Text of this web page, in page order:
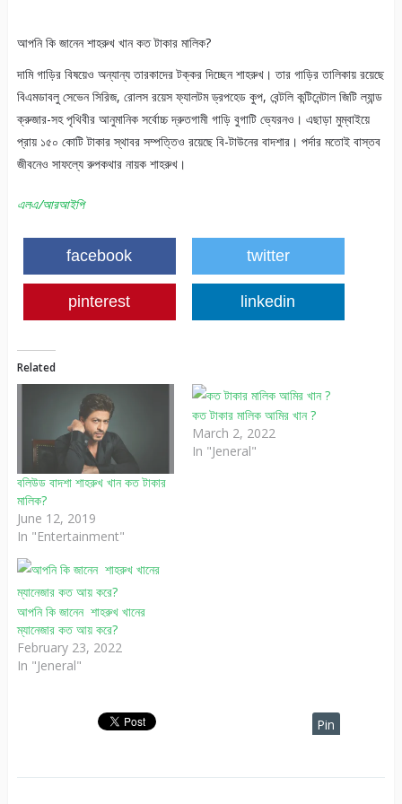
আপনি কি জানেন শাহরুখ খান কত টাকার মালিক?
দামি গাড়ির বিষয়েও অন্যান্য তারকাদের টক্কর দিচ্ছেন শাহরুখ। তার গাড়ির তালিকায় রয়েছে
বিএমডাবলু সেভেন সিরিজ, রোলস রয়েস ফ্যালটম ড্রপহেড কুপ, বেন্টলি কন্টিনেন্টাল জিটি ল্যান্ড
ক্রুজার-সহ পৃথিবীর আনুমানিক সর্বোচ্চ দ্রুতগামী গাড়ি বুগাটি ভ্যেরনও। এছাড়া মুম্বাইয়ে
প্রায় ১৫০ কোটি টাকার স্থাবর সম্পত্তিও রয়েছে বি-টাউনের বাদশার। পর্দার মতোই বাস্তব
জীবনেও সাফল্যে রুপকথার নায়ক শাহরুখ।
এলএ/আরআইপি
facebook twitter
pinterest linkedin
Related
বলিউড বাদশা শাহরুখ খান কত টাকার
মালিক?
June 12, 2019
In "Entertainment"
কত টাকার মালিক আমির খান ?
March 2, 2022
In "Jeneral"
আপনি কি জানেন শাহরুখ খানের
ম্যানেজার কত আয় করে?
February 23, 2022
In "Jeneral"
Pin